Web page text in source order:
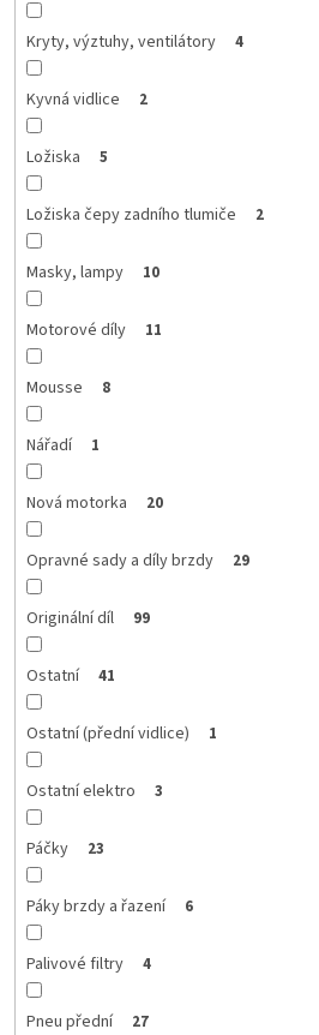
Kryty, výztuhy, ventilátory 4
Kyvná vidlice 2
Ložiska 5
Ložiska čepy zadního tlumiče 2
Masky, lampy 10
Motorové díly 11
Mousse 8
Nářadí 1
Nová motorka 20
Opravné sady a díly brzdy 29
Originální díl 99
Ostatní 41
Ostatní (přední vidlice) 1
Ostatní elektro 3
Páčky 23
Páky brzdy a řazení 6
Palivové filtry 4
Pneu přední 27